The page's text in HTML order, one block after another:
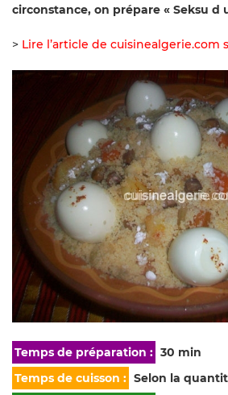
circonstance, on prépare « Seksu d
> Lire l’article de cuisinealgerie.com
Temps de préparation : 30 min
Temps de cuisson : Selon la